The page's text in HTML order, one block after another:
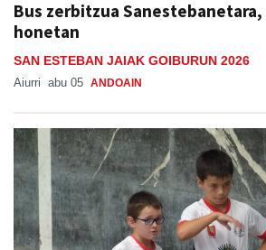
Bus zerbitzua
honetan
SAN ESTEBAN JAIAK GOIBURUN 2026
Aiurri abu 05 ANDOAIN